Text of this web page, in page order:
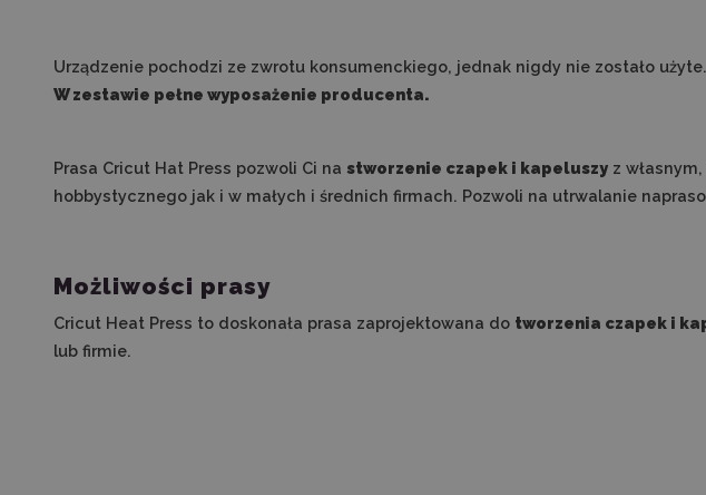
Urządzenie pochodzi ze zwrotu konsumenckiego, jednak nigdy nie zostało
W zestawie pełne wyposażenie producenta.
Prasa Cricut Hat Press pozwoli Ci na stworzenie czapek i kapeluszy z
hobbystycznego jak i w małych i średnich firmach. Pozwoli na utrwalanie
Możliwości prasy
Cricut Heat Press to doskonała prasa zaprojektowana do tworzenia czapek i
lub firmie.